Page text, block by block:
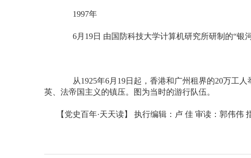
1997年
6月19日 由国防科技大学计算机研究所研制的“银
从1925年6月19日起，香港和广州租界的20万工人
英、法帝国主义的镇压。图为当时的游行队伍。
【党史百年·天天读】 执行编辑：卢 佳 审读：郭伟伟